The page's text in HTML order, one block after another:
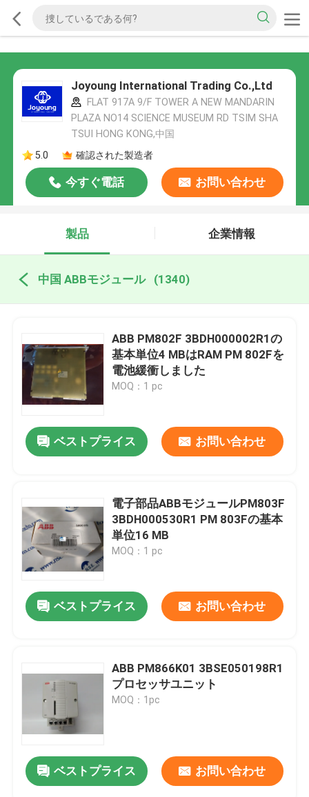
Joyoung International Trading Co.,Ltd
FLAT 917A 9/F TOWER A NEW MANDARIN
PLAZA NO14 SCIENCE MUSEUM RD TSIM SHA
TSUI HONG KONG,中国
5.0
確認された製造者
今すぐ電話 お問い合わせ
製品 企業情報
中国 ABBモジュール (1340)
ABB PM802F 3BDH000002R1の
基本単位4 MBはRAM PM 802Fを
電池緩衝しました
MOQ：1 pc
ベストプライス お問い合わせ
電子部品ABBモジュールPM803F
3BDH000530R1 PM 803Fの基本
単位16 MB
MOQ：1 pc
ベストプライス お問い合わせ
ABB PM866K01 3BSE050198R1
プロセッサユニット
MOQ：1pc
ベストプライス お問い合わせ